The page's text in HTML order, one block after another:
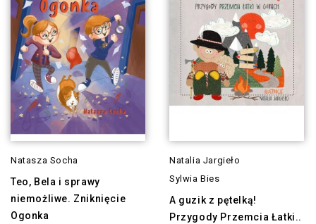
Natasza Socha
Teo, Bela i sprawy
niemożliwe. Zniknięcie
Ogonka
Natalia Jargieło
Sylwia Bies
A guzik z pętelką!
Przygody Przemcia Łatki..